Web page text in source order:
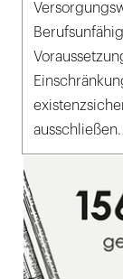
ausschließen.